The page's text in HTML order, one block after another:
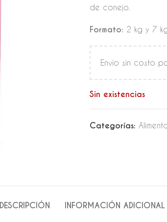
de conejo.
Formato: 2 kg y 7
Envío sin costo
Sin existencias
Categorías:
DESCRIPCIÓN INFORMACIÓN ADICIONAL